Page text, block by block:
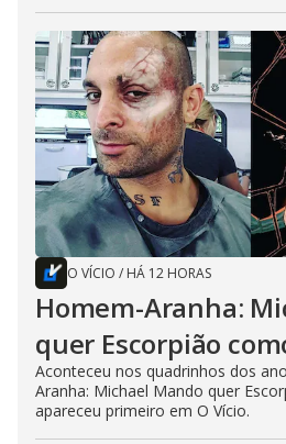
O VÍCIO / HÁ 12 HORAS
Homem-Aranha:
quer Escorpião
Aconteceu nos quadrinhos dos
Aranha: Michael Mando quer
apareceu primeiro em O Vício.